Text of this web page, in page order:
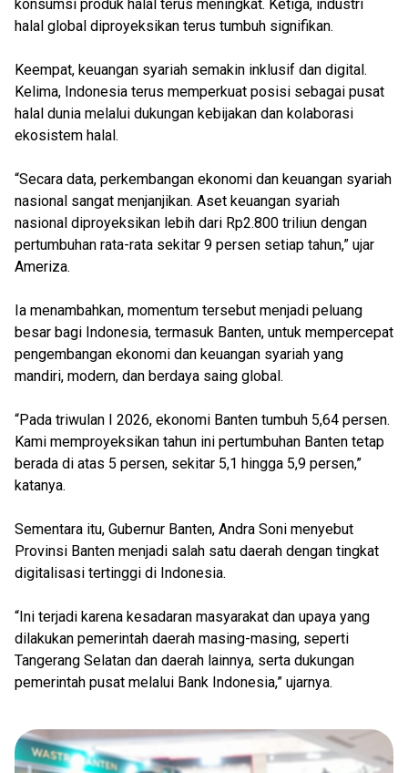
konsumsi produk halal terus meningkat. Ketiga, industri
halal global diproyeksikan terus tumbuh signifikan.
Keempat, keuangan syariah semakin inklusif dan digital.
Kelima, Indonesia terus memperkuat posisi sebagai pusat
halal dunia melalui dukungan kebijakan dan kolaborasi
ekosistem halal.
“Secara data, perkembangan ekonomi dan keuangan syariah
nasional sangat menjanjikan. Aset keuangan syariah
nasional diproyeksikan lebih dari Rp2.800 triliun dengan
pertumbuhan rata-rata sekitar 9 persen setiap tahun,” ujar
Ameriza.
Ia menambahkan, momentum tersebut menjadi peluang
besar bagi Indonesia, termasuk Banten, untuk mempercepat
pengembangan ekonomi dan keuangan syariah yang
mandiri, modern, dan berdaya saing global.
“Pada triwulan I 2026, ekonomi Banten tumbuh 5,64 persen.
Kami memproyeksikan tahun ini pertumbuhan Banten tetap
berada di atas 5 persen, sekitar 5,1 hingga 5,9 persen,”
katanya.
Sementara itu, Gubernur Banten, Andra Soni menyebut
Provinsi Banten menjadi salah satu daerah dengan tingkat
digitalisasi tertinggi di Indonesia.
“Ini terjadi karena kesadaran masyarakat dan upaya yang
dilakukan pemerintah daerah masing-masing, seperti
Tangerang Selatan dan daerah lainnya, serta dukungan
pemerintah pusat melalui Bank Indonesia,” ujarnya.